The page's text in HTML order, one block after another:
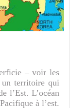
– voir les
un territoire qui
l’Est. L’océan
à l’est.